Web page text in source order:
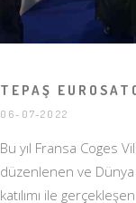
TEPAŞ
06-07-2022
Bu yıl Fransa Coges
düzenlenen ve
katılımı ile gerçekleşen